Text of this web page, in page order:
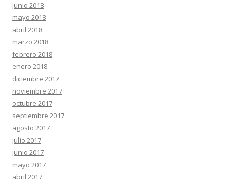
junio 2018
mayo 2018
abril 2018
marzo 2018
febrero 2018
enero 2018
diciembre 2017
noviembre 2017
octubre 2017
septiembre 2017
agosto 2017
julio 2017
junio 2017
mayo 2017
abril 2017